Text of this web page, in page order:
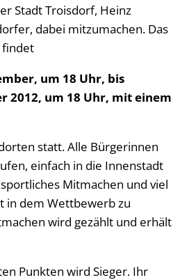
Stadt Troisdorf, Heinz
dabei mitzumachen. Das
findet
um 18 Uhr, bis
2012, um 18 Uhr, mit einem
statt. Alle Bürgerinnen
einfach in die Innenstadt
Mitmachen und viel
in dem Wettbewerb zu
wird gezählt und erhält
Punkten wird Sieger. Ihr